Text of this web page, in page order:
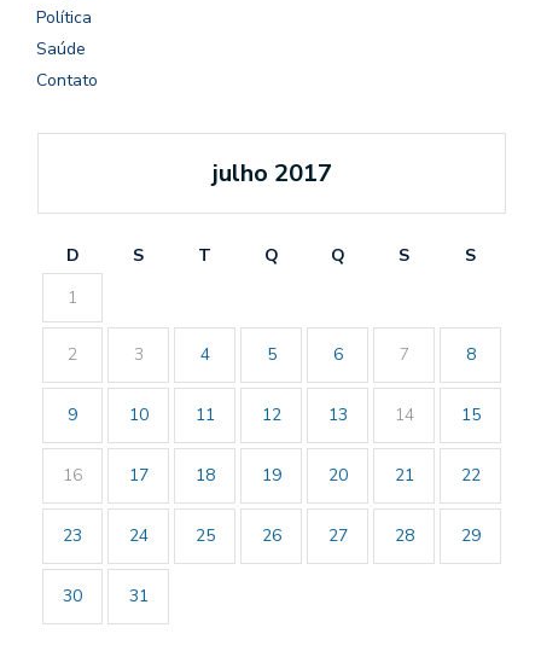
Política
Saúde
Contato
julho 2017
D S T Q Q S
S
1
2 3 4 5 6 7 8
9 10 11 12 13 14 15
16 17 18 19 20 21 22
23 24 25 26 27 28 29
30 31